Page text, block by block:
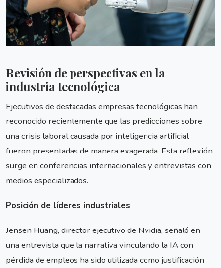
Revisión de perspectivas en la
industria tecnológica
Ejecutivos de destacadas empresas tecnológicas han
reconocido recientemente que las predicciones sobre
una crisis laboral causada por inteligencia artificial
fueron presentadas de manera exagerada. Esta reflexión
surge en conferencias internacionales y entrevistas con
medios especializados.
Posición de líderes industriales
Jensen Huang, director ejecutivo de Nvidia, señaló en
una entrevista que la narrativa vinculando la IA con
pérdida de empleos ha sido utilizada como justificación